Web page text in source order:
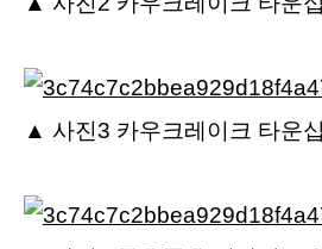
▲ 사진3 카우크레이크 타운